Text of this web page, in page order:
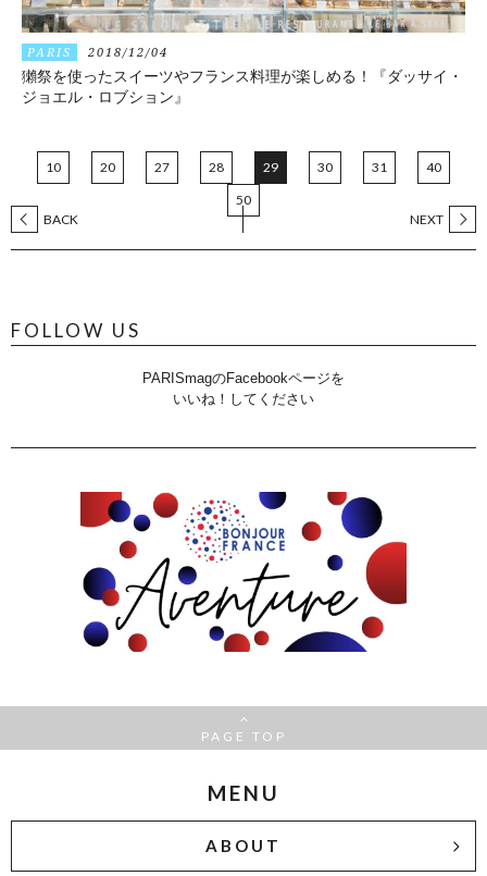
PARIS 2018/12/04
獺祭を使ったスイーツやフランス料理が楽しめる！『ダッサイ・
ジョエル・ロブション』
BACK
10 20 27 28 29 30 31
40
50
NEXT
FOLLOW US
PARISmagのFacebookページを
いいね！してください
PAGE TOP
MENU
ABOUT